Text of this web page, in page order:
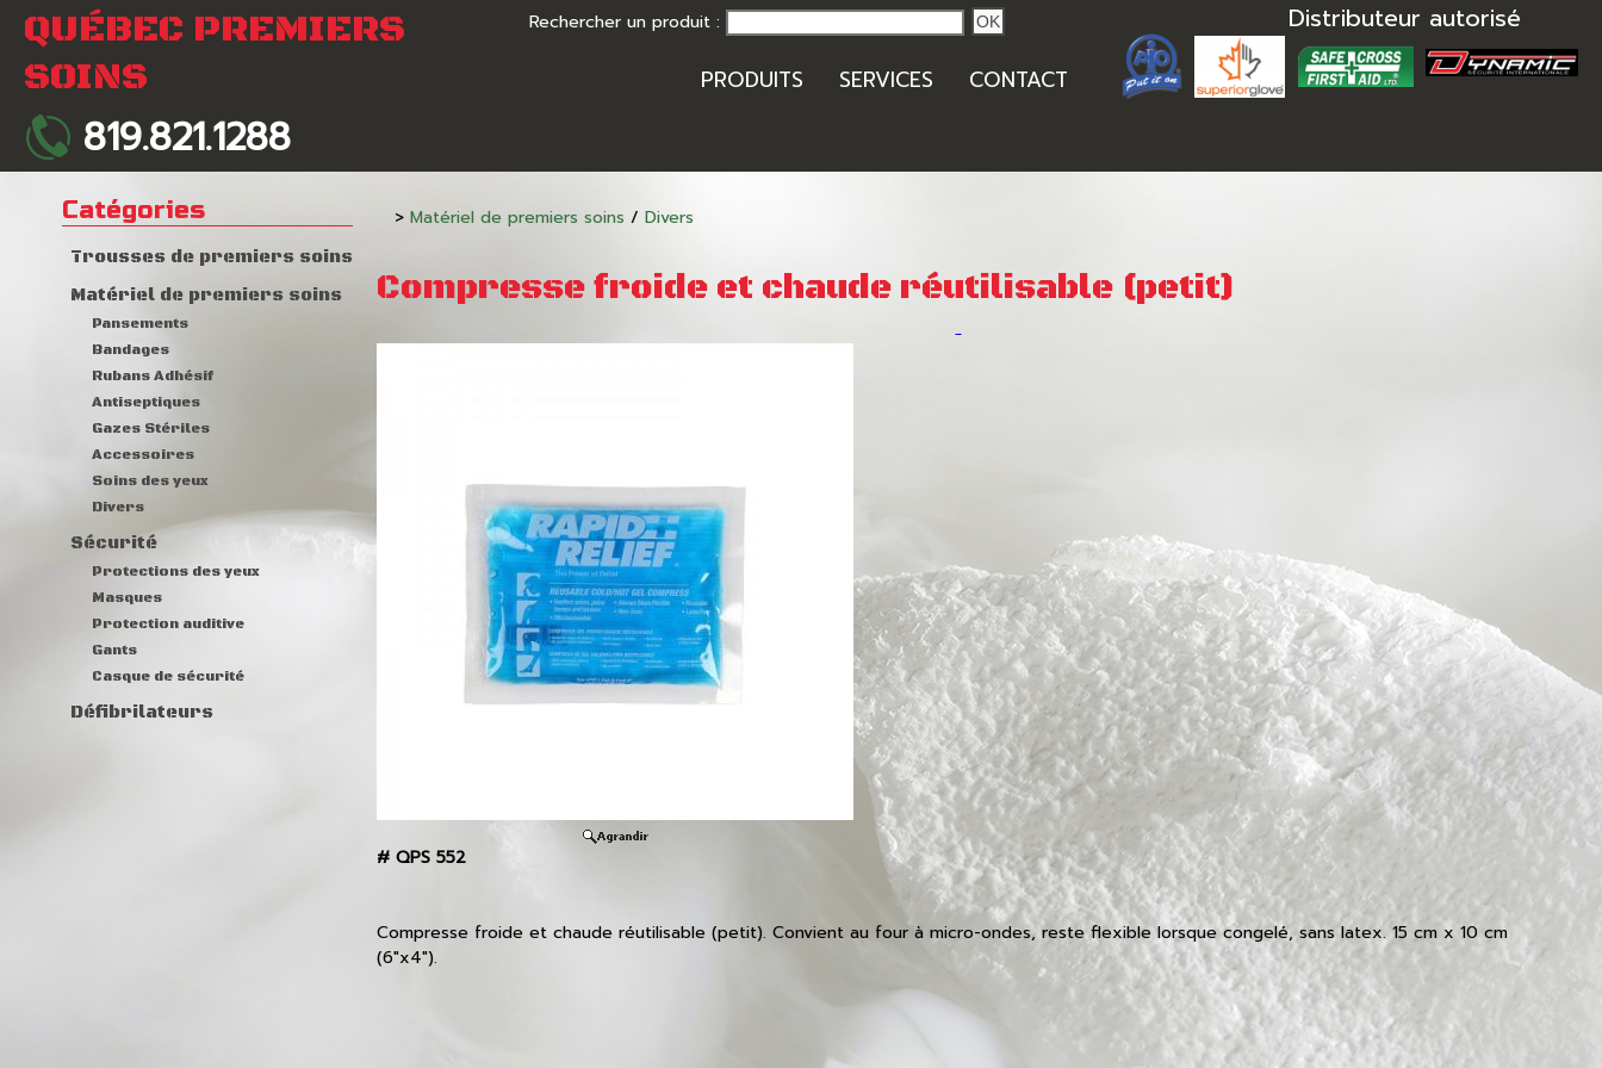
QUÉBEC PREMIERS
SOINS
819.821.1288
Rechercher un produit : OK
PRODUITS SERVICES CONTACT
Distributeur autorisé
Catégories
Trousses de premiers soins
Matériel de premiers soins
Pansements
Bandages
Rubans Adhésif
Antiseptiques
Gazes Stériles
Accessoires
Soins des yeux
Divers
Sécurité
Protections des yeux
Masques
Protection auditive
Gants
Casque de sécurité
Défibrilateurs
> Matériel de premiers soins / Divers
Compresse froide et chaude réutilisable (petit)
# QPS 552
Compresse froide et chaude réutilisable (petit). Convient au four à micro-ondes, reste flexible lorsque congelé, sans latex. 15 cm x 10 cm
(6"x4").